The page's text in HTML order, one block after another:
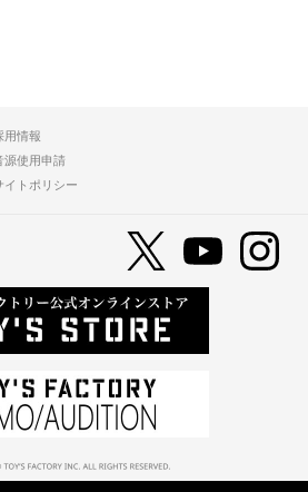
用情報
源使用申請
イトポリシー